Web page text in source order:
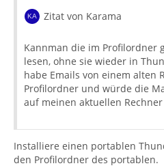
Zitat von Karama
Kannman die im Profilordner
lesen, ohne sie wieder in
habe Emails von einem alten
Profilordner und würde die
auf meinen aktuellen
Installiere einen portablen
den Profilordner des portablen.